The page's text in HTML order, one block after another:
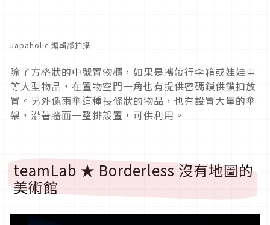
Japaholic 編輯部拍攝
除了方格狀的中號置物櫃，如果是攜帶行李箱或娃娃車
等大型物品，在置物空間一角也有提供密碼鎖供鎖扣放
置。另外像雨傘這種長條狀的物品，也有設置大量的傘
架，沿著牆面一整排設置，可供利用。
teamLab ★ Borderless 沒有地圖的
美術館